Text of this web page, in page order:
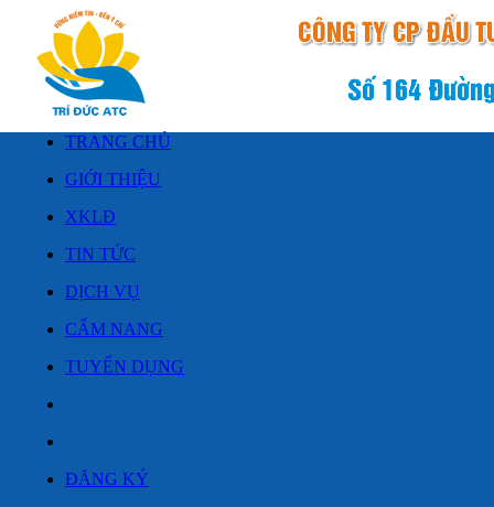
TRANG CHỦ
GIỚI THIỆU
XKLĐ
TIN TỨC
DỊCH VỤ
CẨM NANG
TUYỂN DỤNG
ĐĂNG KÝ